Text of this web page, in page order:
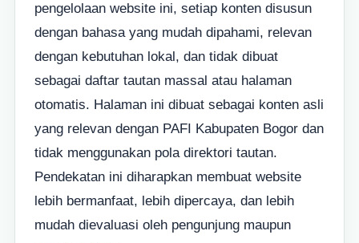
pengelolaan website ini, setiap konten disusun
dengan bahasa yang mudah dipahami, relevan
dengan kebutuhan lokal, dan tidak dibuat
sebagai daftar tautan massal atau halaman
otomatis. Halaman ini dibuat sebagai konten asli
yang relevan dengan PAFI Kabupaten Bogor dan
tidak menggunakan pola direktori tautan.
Pendekatan ini diharapkan membuat website
lebih bermanfaat, lebih dipercaya, dan lebih
mudah dievaluasi oleh pengunjung maupun